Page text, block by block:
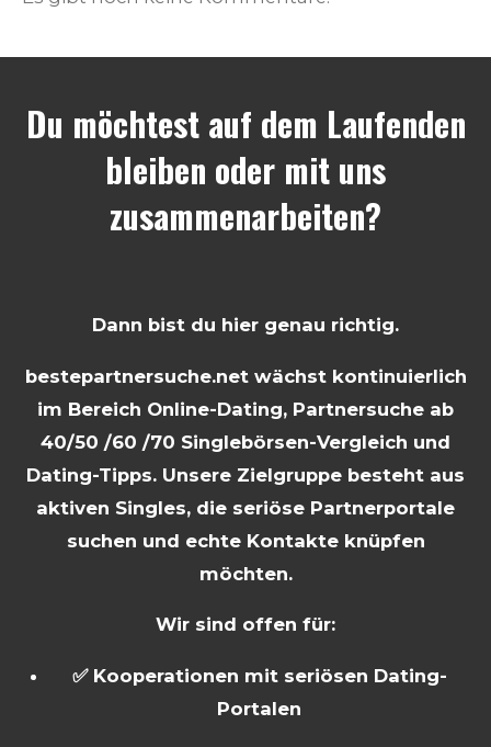
Du möchtest auf dem Laufenden
bleiben oder mit uns
zusammenarbeiten?
Dann bist du hier genau richtig.
bestepartnersuche.net wächst kontinuierlich
im Bereich Online-Dating, Partnersuche ab
40/50 /60 /70 Singlebörsen-Vergleich und
Dating-Tipps. Unsere Zielgruppe besteht aus
aktiven Singles, die seriöse Partnerportale
suchen und echte Kontakte knüpfen
möchten.
Wir sind offen für:
✅ Kooperationen mit seriösen Dating-
Portalen